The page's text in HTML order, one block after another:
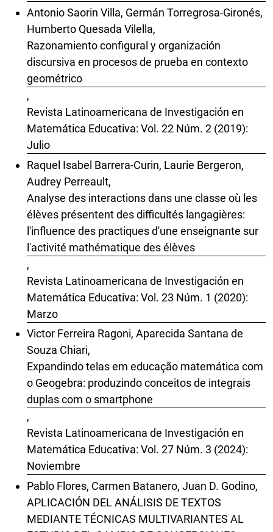
Antonio Saorin Villa, Germán Torregrosa-Gironés,
Humberto Quesada Vilella,
Razonamiento configural y organización
discursiva en procesos de prueba en contexto
geométrico
,
Revista Latinoamericana de Investigación en
Matemática Educativa: Vol. 22 Núm. 2 (2019):
Julio
Raquel Isabel Barrera-Curin, Laurie Bergeron,
Audrey Perreault,
Analyse des interactions dans une classe où les
élèves présentent des difficultés langagières:
l'influence des practiques d'une enseignante sur
l'activité mathématique des élèves
,
Revista Latinoamericana de Investigación en
Matemática Educativa: Vol. 23 Núm. 1 (2020):
Marzo
Victor Ferreira Ragoni, Aparecida Santana de
Souza Chiari,
Expandindo telas em educação matemática com
o Geogebra: produzindo conceitos de integrais
duplas com o smartphone
,
Revista Latinoamericana de Investigación en
Matemática Educativa: Vol. 27 Núm. 3 (2024):
Noviembre
Pablo Flores, Carmen Batanero, Juan D. Godino,
APLICACIÓN DEL ANÁLISIS DE TEXTOS
MEDIANTE TÉCNICAS MULTIVARIANTES AL